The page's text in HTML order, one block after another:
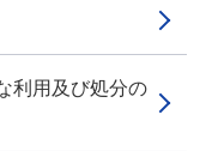
利用及び処分の